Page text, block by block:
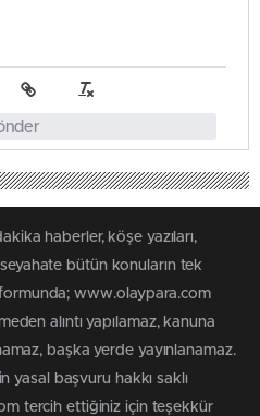
haberler, köşe yazıları,
bütün konuların tek
www.olaypara.com
alıntı yapılamaz, kanuna
başka yerde yayınlanamaz.
yasal başvuru hakkı saklı
tercih ettiğiniz için teşekkür